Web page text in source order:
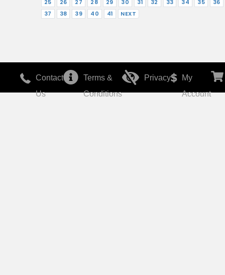
25 26 27 28 29 30 31 32 33 34 35
36
37
38 39 40 41 NEXT
Contact
Us
Terms &
Conditions
Privacy
My
Account